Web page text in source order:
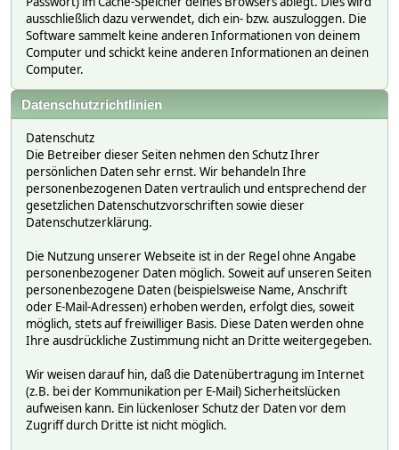
ausschließlich dazu verwendet, dich ein- bzw. auszuloggen. Die
Software sammelt keine anderen Informationen von deinem
Computer und schickt keine anderen Informationen an deinen
Computer.
Datenschutzrichtlinien
Datenschutz
Die Betreiber dieser Seiten nehmen den Schutz Ihrer
persönlichen Daten sehr ernst. Wir behandeln Ihre
personenbezogenen Daten vertraulich und entsprechend der
gesetzlichen Datenschutzvorschriften sowie dieser
Datenschutzerklärung.
Die Nutzung unserer Webseite ist in der Regel ohne Angabe
personenbezogener Daten möglich. Soweit auf unseren Seiten
personenbezogene Daten (beispielsweise Name, Anschrift
oder E-Mail-Adressen) erhoben werden, erfolgt dies, soweit
möglich, stets auf freiwilliger Basis. Diese Daten werden ohne
Ihre ausdrückliche Zustimmung nicht an Dritte weitergegeben.
Wir weisen darauf hin, daß die Datenübertragung im Internet
(z.B. bei der Kommunikation per E-Mail) Sicherheitslücken
aufweisen kann. Ein lückenloser Schutz der Daten vor dem
Zugriff durch Dritte ist nicht möglich.